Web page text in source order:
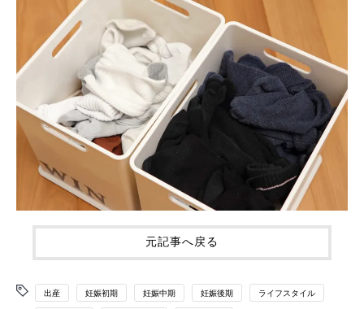
元記事へ戻る
出産 妊娠初期 妊娠中期 妊娠後期 ライフスタイル